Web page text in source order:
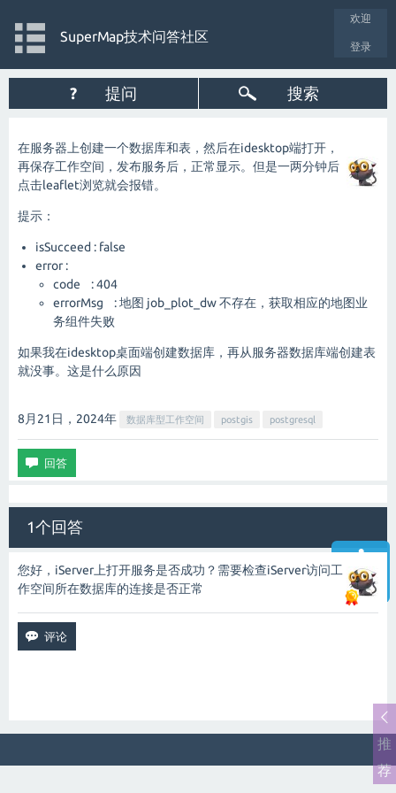
智能客服
欢迎
登录
SuperMap技术问答社区
? 提问 搜索
在服务器上创建一个数据库和表，然后在idesktop端打开，
再保存工作空间，发布服务后，正常显示。但是一两分钟后
点击leaflet浏览就会报错。
提示：
isSucceed : false
error :
code : 404
errorMsg : 地图 job_plot_dw 不存在，获取相应的地图业
务组件失败
如果我在idesktop桌面端创建数据库，再从服务器数据库端创建表
就没事。这是什么原因
8月21日，2024年 数据库型工作空间 postgis postgresql
1个回答
您好，iServer上打开服务是否成功？需要检查iServer访问工
作空间所在数据库的连接是否正常